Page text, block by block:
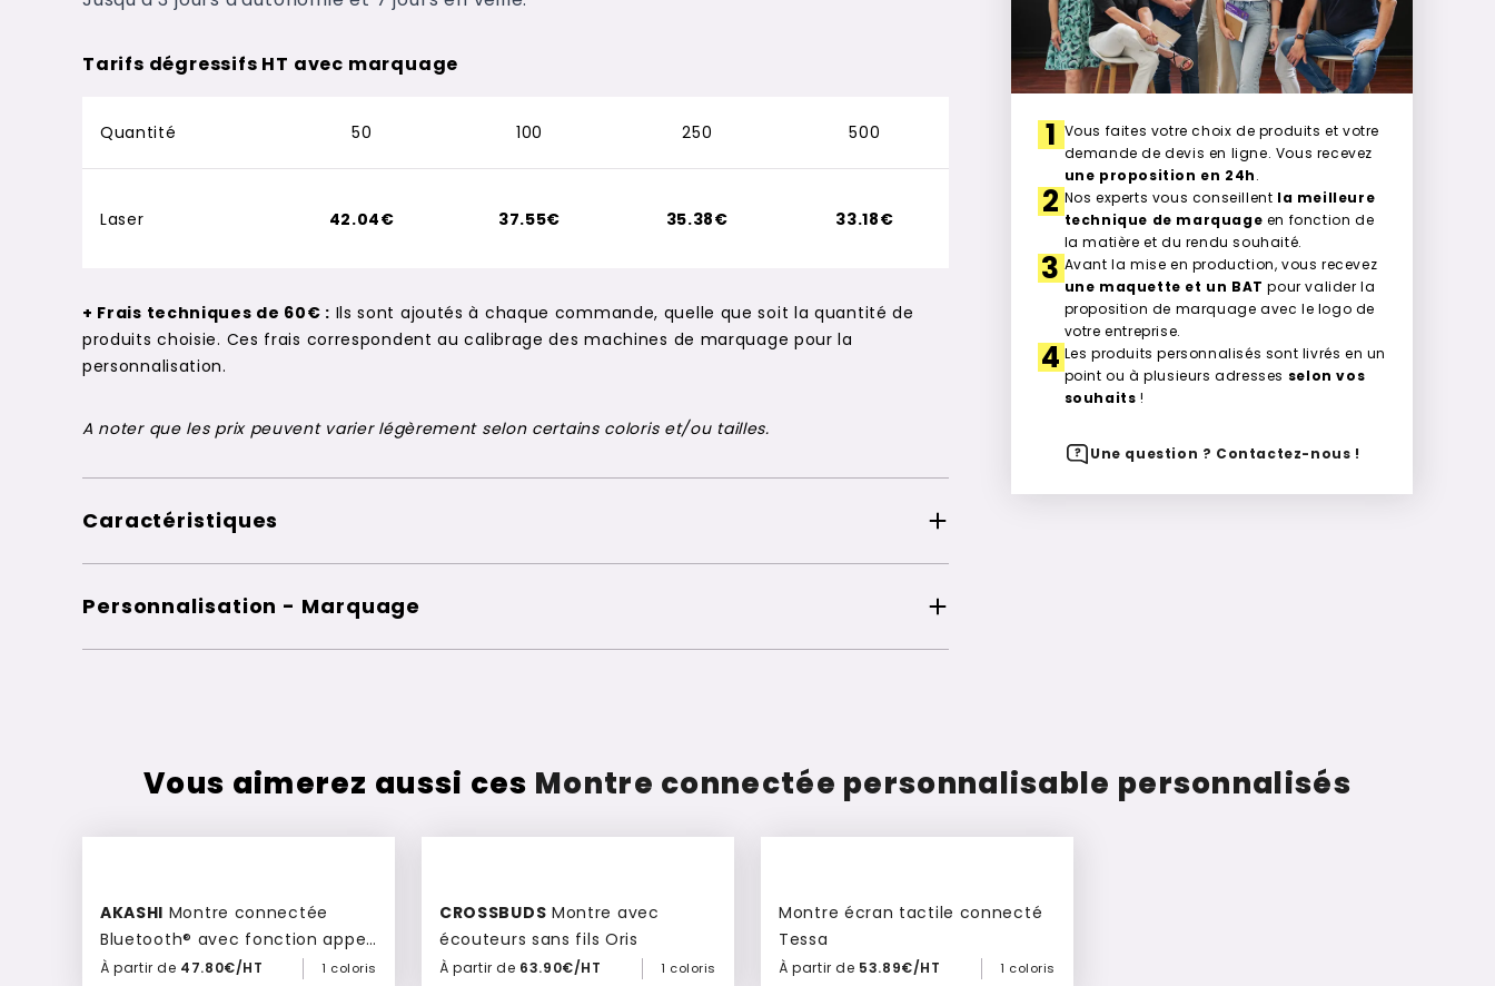
Tarifs dégressifs HT avec marquage
Quantité
Laser
50 100 250 500
42.04€ 37.55€ 35.38€ 33.18€
+ Frais techniques de 60€ : Ils sont ajoutés à chaque commande, quelle que soit la quantité de
produits choisie. Ces frais correspondent au calibrage des machines de marquage pour la
personnalisation.
A noter que les prix peuvent varier légèrement selon certains coloris et/ou tailles.
Caractéristiques
Personnalisation - Marquage
1 Vous faites votre choix de produits et votre
demande de devis en ligne. Vous recevez
une proposition en 24h.
2 Nos experts vous conseillent la meilleure
technique de marquage en fonction de
la matière et du rendu souhaité.
3 Avant la mise en production, vous recevez
une maquette et un BAT pour valider la
proposition de marquage avec le logo de
votre entreprise.
4 Les produits personnalisés sont livrés en un
point ou à plusieurs adresses selon vos
souhaits !
Une question ? Contactez-nous !
Vous aimerez aussi ces Montre connectée personnalisable personnalisés
AKASHI
Bluetooth® avec fonction appel
Tokai
À partir de 47.80€/HT 1 coloris
CROSSBUDS
écouteurs sans fils Oris
À partir de 63.90€/HT 1 coloris
Montre écran tactile connecté
Tessa
À partir de 53.89€/HT 1 coloris